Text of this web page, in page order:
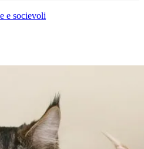
e socievoli